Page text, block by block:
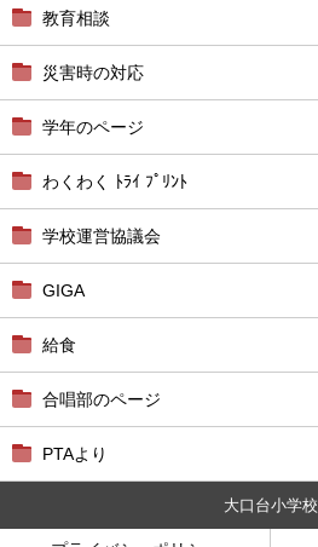
教育相談
災害時の対応
学年のページ
わくわく ﾄﾗｲ ﾌﾟﾘﾝﾄ
学校運営協議会
GIGA
給食
合唱部のページ
PTAより
大口台小学校